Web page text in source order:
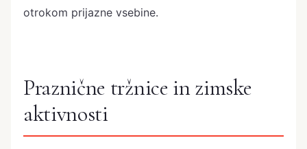
otrokom prijazne vsebine.
Praznične tržnice in zimske
aktivnosti